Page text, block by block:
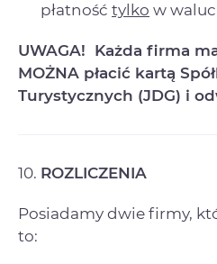
płatność tylko w
UWAGA! Każda firma
MOŻNA płacić kartą
Turystycznych (JDG) i
10. ROZLICZENIA
Posiadamy dwie firmy,
to: